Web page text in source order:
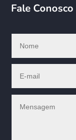
Fale Conosco